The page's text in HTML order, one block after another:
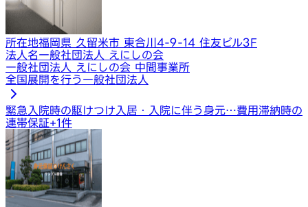
所在地福岡県 久留米市 東合川4-9-14 住友ビル3F
法人名一般社団法人 えにしの会
一般社団法人 えにしの会 中間事業所
全国展開を行う一般社団法人
緊急入院時の駆けつけ 入居・入院に伴う身元…費用滞納時の
連帯保証+1件